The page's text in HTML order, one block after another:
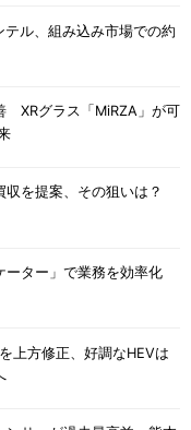
ル、組み込み市場での約
XRグラス「MiRZA」が可
収を提案、その狙いは？
ーター」で業務を効率化
上方修正、好調なHEVは